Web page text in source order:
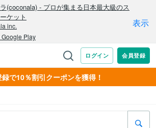
で10％割引クーポンを獲得！